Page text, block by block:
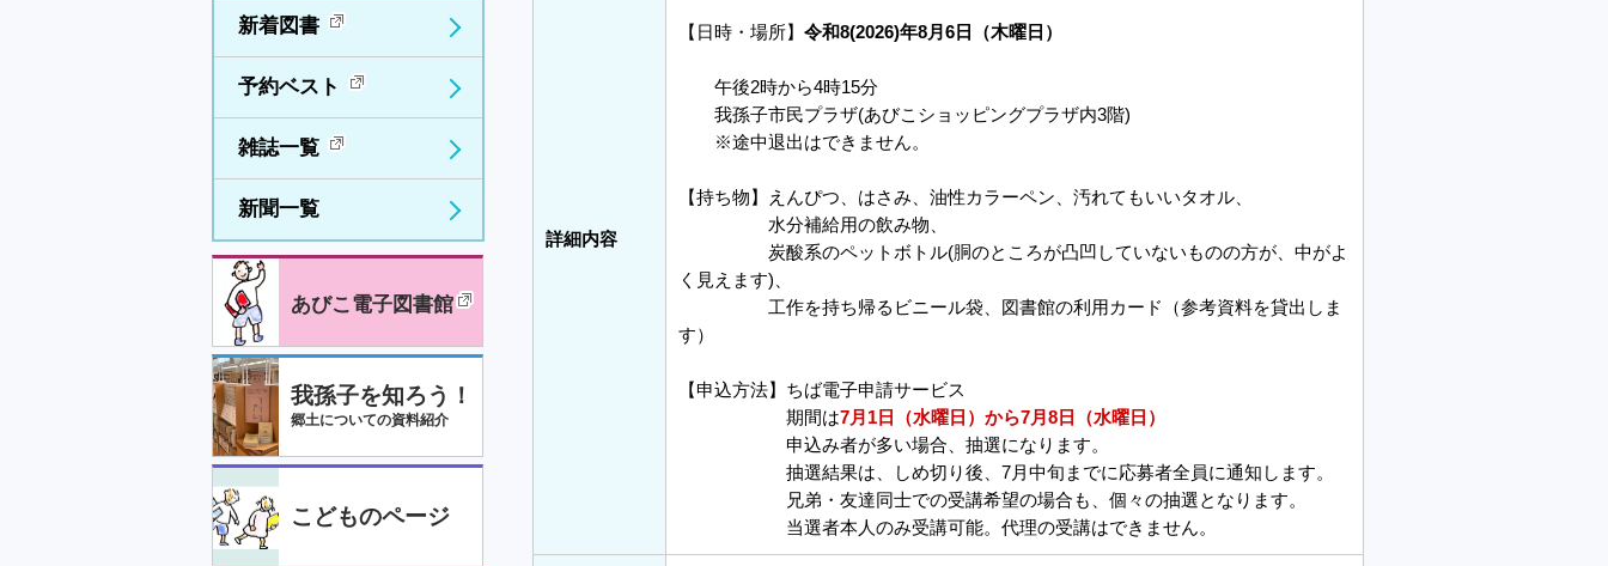
新着図書
予約ベスト
雑誌一覧
新聞一覧
あびこ電子図書館
我孫子を知ろう！
郷土についての資料紹介
こどものページ
詳細内容
【日時・場所】 令和8(2026)年8月6日（木曜日）
午後2時から4時15分
我孫子市民プラザ(あびこショッピングプラザ内3階)
※途中退出はできません。
【持ち物】えんぴつ、はさみ、油性カラーペン、汚れてもいいタオル、
水分補給用の飲み物、
炭酸系のペットボトル(胴のところが凸凹していないものの方が、中がよ
く見えます)、
工作を持ち帰るビニール袋、図書館の利用カード（参考資料を貸出しま
す）
【申込方法】ちば電子申請サービス
期間は7月1日（水曜日）から7月8日（水曜日）
申込み者が多い場合、抽選になります。
抽選結果は、しめ切り後、7月中旬までに応募者全員に通知します。
兄弟・友達同士での受講希望の場合も、個々の抽選となります。
当選者本人のみ受講可能。代理の受講はできません。